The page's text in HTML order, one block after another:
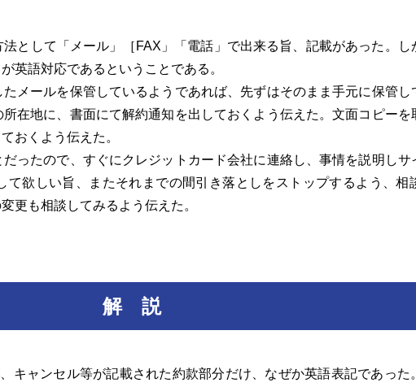
として「メール」［FAX」「電話」で出来る旨、記載があった。し
英語対応であるということである。
メールを保管しているようであれば、先ずはそのまま手元に保管し
在地に、書面にて解約通知を出しておくよう伝えた。文面コピーを
おくよう伝えた。
ったので、すぐにクレジットカード会社に連絡し、事情を説明しサ
欲しい旨、またそれまでの間引き落としをストップするよう、相
更も相談してみるよう伝えた。
解 説
ャンセル等が記載された約款部分だけ、なぜか英語表記であった